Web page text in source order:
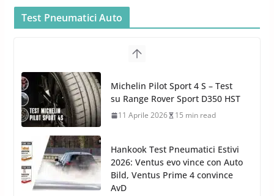
Car Care
26 Marzo 2025 2 min read
Azoto
26 Marzo 2025 2 min read
Test Pneumatici Auto
Hankook Test Pneumatici Estivi
2026: Ventus evo vince con Auto
Bild, Ventus Prime 4 convince
Test Gomme 2026 Tyre Reviews:
i Migliori pneumatici estivi